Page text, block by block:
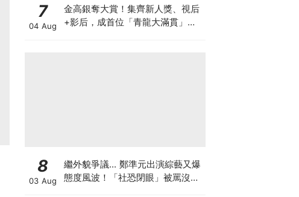
7
04 Aug
金高銀奪大賞！集齊新人獎、視后
+影后，成首位「青龍大滿貫」得
8
03 Aug
繼外貌爭議... 鄭準元出演綜藝又爆
態度風波！「社恐閉眼」被罵沒誠